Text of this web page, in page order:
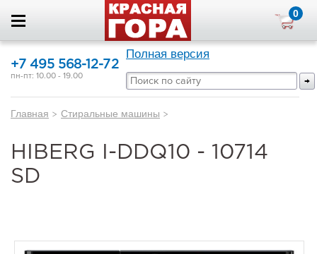
0
+7 495 568-12-72
пн-пт: 10.00 - 19.00
Полная версия
Главная > Стиральные машины >
HIBERG I-DDQ10 - 10714
SD